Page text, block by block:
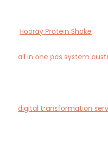
Hooray Protein Shake
all in one pos system
digital transformation